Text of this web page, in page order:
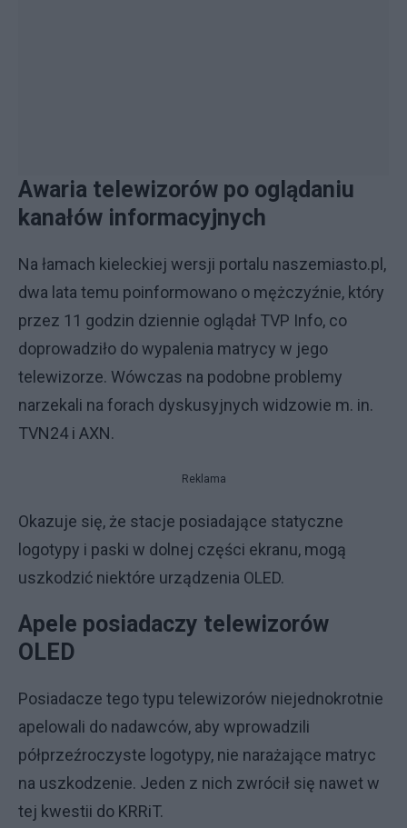
Awaria telewizorów po oglądaniu
kanałów informacyjnych
Na łamach kieleckiej wersji portalu naszemiasto.pl,
dwa lata temu poinformowano o mężczyźnie, który
przez 11 godzin dziennie oglądał TVP Info, co
doprowadziło do wypalenia matrycy w jego
telewizorze. Wówczas na podobne problemy
narzekali na forach dyskusyjnych widzowie m. in.
TVN24 i AXN.
Reklama
Okazuje się, że stacje posiadające statyczne
logotypy i paski w dolnej części ekranu, mogą
uszkodzić niektóre urządzenia OLED.
Apele posiadaczy telewizorów
OLED
Posiadacze tego typu telewizorów niejednokrotnie
apelowali do nadawców, aby wprowadzili
półprzeźroczyste logotypy, nie narażające matryc
na uszkodzenie. Jeden z nich zwrócił się nawet w
tej kwestii do KRRiT.